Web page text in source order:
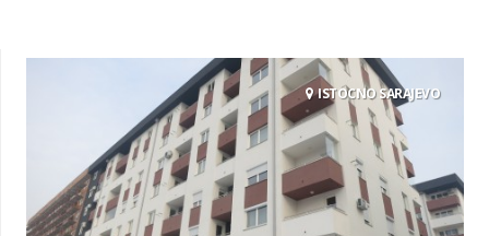
ISTOCNO SARAJEVO